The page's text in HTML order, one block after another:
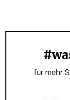
für mehr